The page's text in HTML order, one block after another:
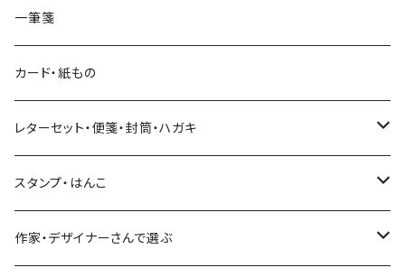
透明クリアテープ
柄・モチーフで選ぶ（マステ）
いちご・ストロベリー
フルーツ・野菜
マインドウェイブ
水縞
大枝活版室
ヨハク
マインドウェイブ
田村美紀
立体シール
HUTTE PAPER WORKS
表現社（作家もの）
星燈社
古川紙工
大枝活版室
ヨハク
HUTTE PAPER WORKS
古川紙工
表現社（作家もの）
ロール付箋
一筆箋
カード・紙もの
レターセット・便箋・封筒・ハガキ
古川紙工
表現社（作家もの）
スタンプ・はんこ
Hutte paper works
作家・デザイナーさんで選ぶ